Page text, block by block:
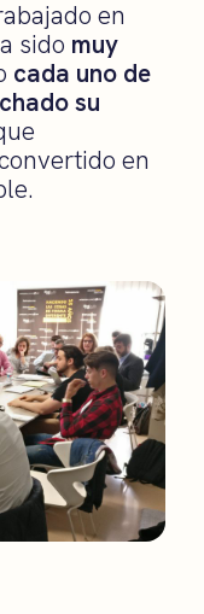
en
sido muy
cada uno de
su
en